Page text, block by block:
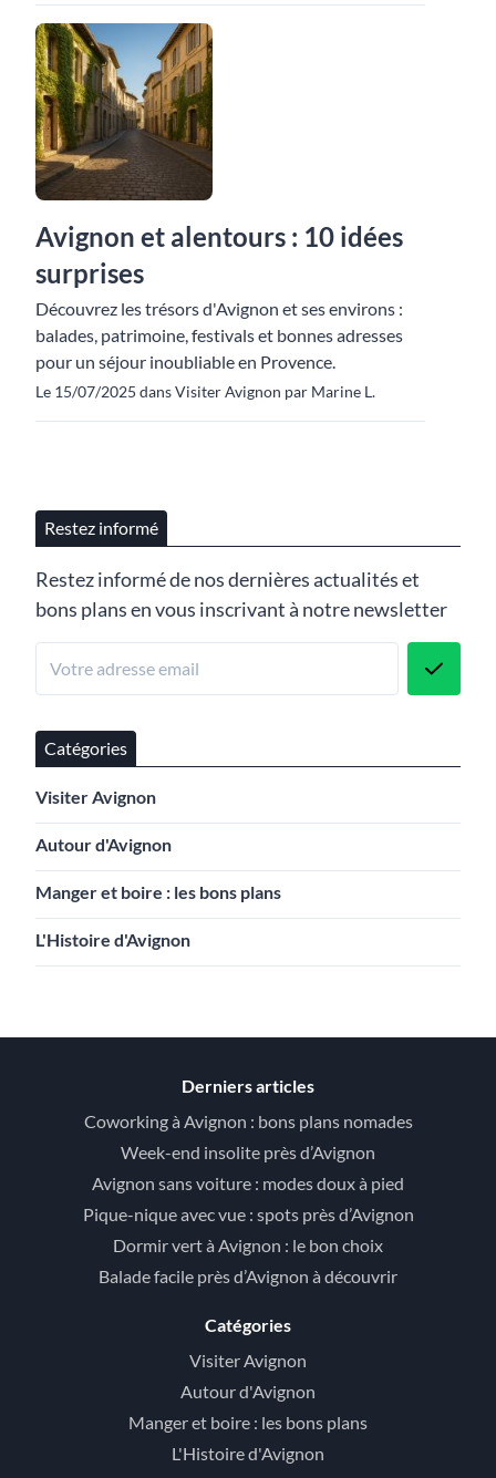
Avignon et alentours : 10 idées
surprises
Découvrez les trésors d'Avignon et ses environs :
balades, patrimoine, festivals et bonnes adresses
pour un séjour inoubliable en Provence.
Le 15/07/2025 dans Visiter Avignon par Marine L.
Restez informé
Restez informé de nos dernières actualités et
bons plans en vous inscrivant à notre newsletter
Catégories
Visiter Avignon
Autour d'Avignon
Manger et boire : les bons plans
L'Histoire d'Avignon
Derniers articles
Coworking à Avignon : bons plans nomades
Week-end insolite près d’Avignon
Avignon sans voiture : modes doux à pied
Pique-nique avec vue : spots près d’Avignon
Dormir vert à Avignon : le bon choix
Balade facile près d’Avignon à découvrir
Catégories
Visiter Avignon
Autour d'Avignon
Manger et boire : les bons plans
L'Histoire d'Avignon